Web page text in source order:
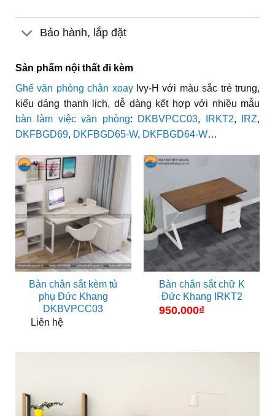
Bảo hành, lắp đặt
Sản phẩm nội thất đi kèm
Ghế văn phòng chân xoayIvy-H với màu sắc trẻ trung,
kiểu dáng thanh lịch, dễ dàng kết hợp với nhiều mẫu
bàn làm việc văn phòng: DKBVPCC03, IRKT2, IRZ,
DKFBGD69, DKFBGD65-W, DKFBGD64-W…
Bàn chân sắt kèm tủ
phụ Đức Khang
DKBVPCC03
Liên hệ
Bàn chân sắt chữ K
Đức Khang IRKT2
950.000₫